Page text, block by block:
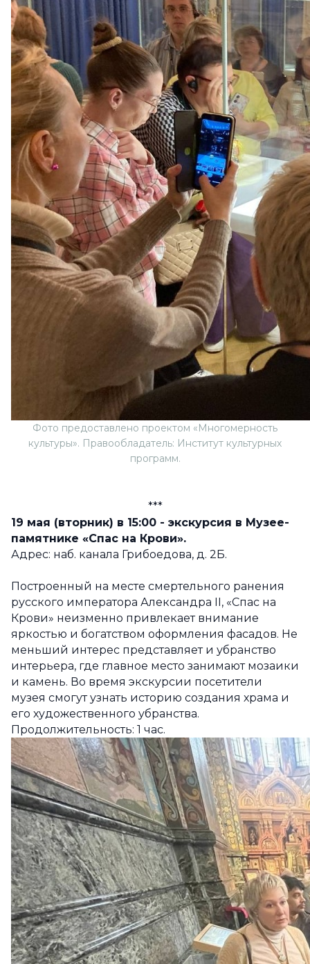
Фото предоставлено проектом «Многомерность
культуры». Правообладатель: Институт культурных
программ.
***
19 мая (вторник) в 15:00 - экскурсия в Музее-
памятнике «Спас на Крови».
Адрес: наб. канала Грибоедова, д. 2Б.
Построенный на месте смертельного ранения
русского императора Александра II, «Спас на
Крови» неизменно привлекает внимание
яркостью и богатством оформления фасадов. Не
меньший интерес представляет и убранство
интерьера, где главное место занимают мозаики
и камень. Во время экскурсии посетители
музея смогут узнать историю создания храма и
его художественного убранства.
Продолжительность: 1 час.